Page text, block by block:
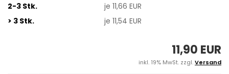
2-3 Stk.
je 11,66 EUR
> 3 Stk.
je 11,54 EUR
11,90 EUR
inkl. 19% MwSt. zzgl.Versand